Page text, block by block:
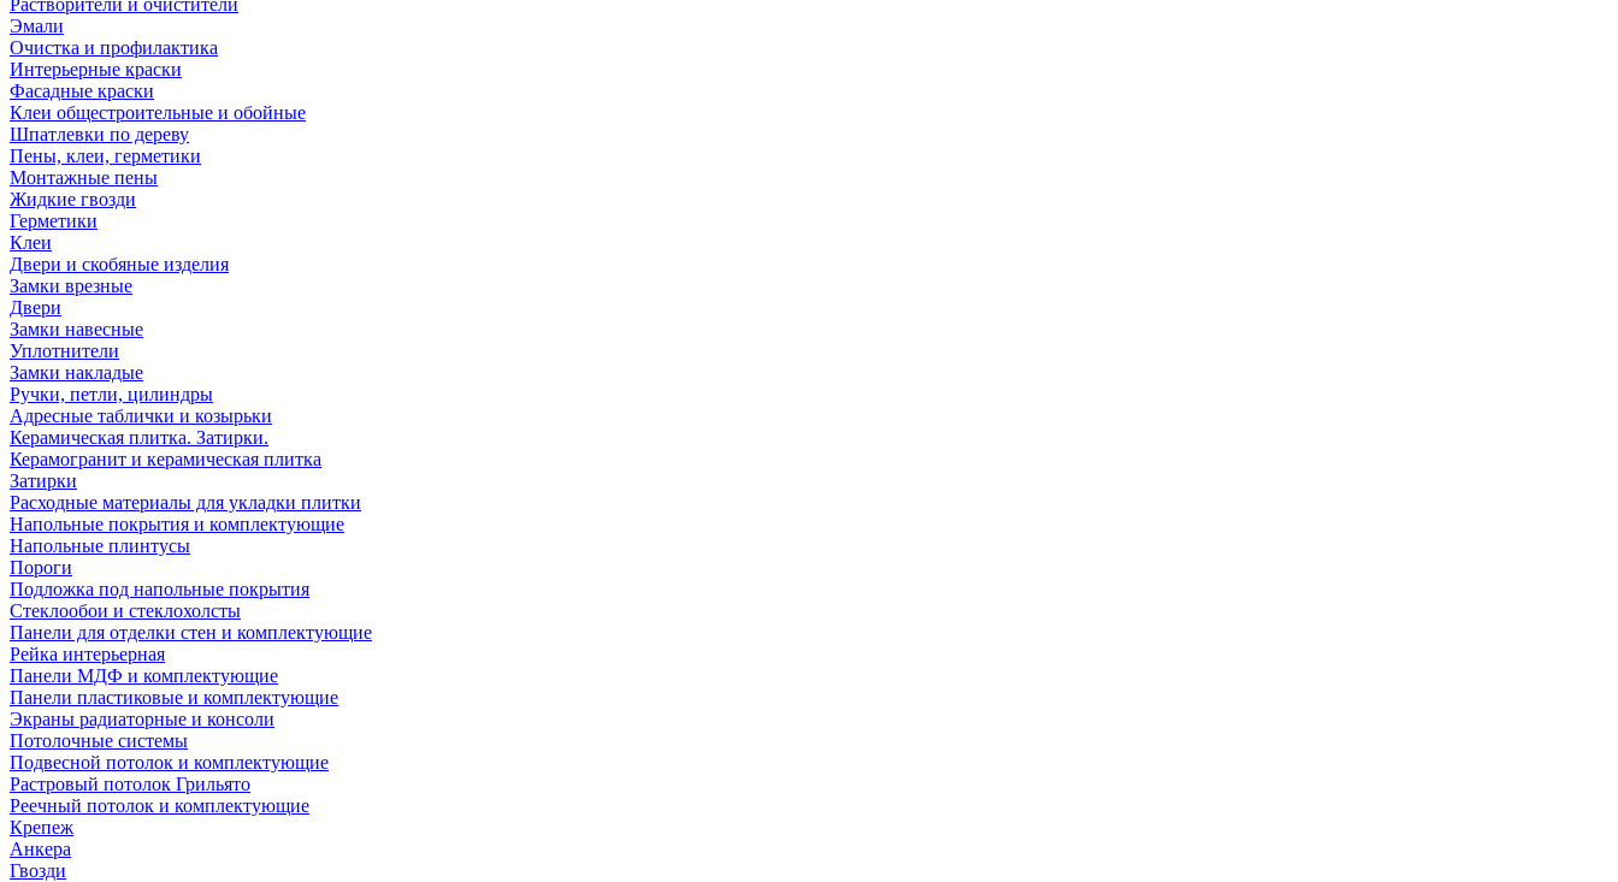
Растворители и очистители
Эмали
Очистка и профилактика
Интерьерные краски
Фасадные краски
Клеи общестроительные и обойные
Шпатлевки по дереву
Пены, клеи, герметики
Монтажные пены
Жидкие гвозди
Герметики
Клеи
Двери и скобяные изделия
Замки врезные
Двери
Замки навесные
Уплотнители
Замки накладые
Ручки, петли, цилиндры
Адресные таблички и козырьки
Керамическая плитка. Затирки.
Керамогранит и керамическая плитка
Затирки
Расходные материалы для укладки плитки
Напольные покрытия и комплектующие
Напольные плинтусы
Пороги
Подложка под напольные покрытия
Стеклообои и стеклохолсты
Панели для отделки стен и комплектующие
Рейка интерьерная
Панели МДФ и комплектующие
Панели пластиковые и комплектующие
Экраны радиаторные и консоли
Потолочные системы
Подвесной потолок и комплектующие
Растровый потолок Грильято
Реечный потолок и комплектующие
Крепеж
Анкера
Гвозди